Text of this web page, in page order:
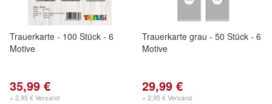
Trauerkarte - 100 Stück - 6
Motive
35,99 €
+ 2,95 € Versand
Trauerkarte grau - 50 Stück - 6
Motive
29,99 €
+ 2,95 € Versand